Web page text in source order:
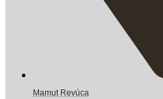
Mamut Revúca